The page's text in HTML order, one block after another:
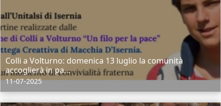
Colli a Volturno: domenica 13 luglio la comunità
accoglierà in pa...
11-07-2025